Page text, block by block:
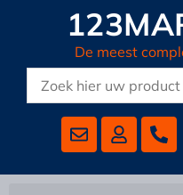
De meest